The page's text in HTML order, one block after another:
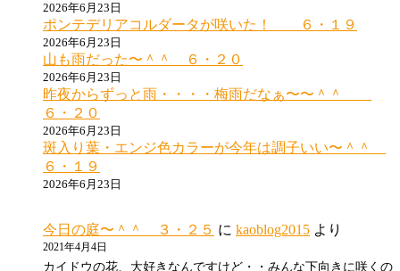
2026年6月23日
ポンテデリアコルダータが咲いた！ ６・１９
2026年6月23日
山も雨だった〜＾＾ ６・２０
2026年6月23日
昨夜からずっと雨・・・・梅雨だなぁ〜〜＾＾
６・２０
2026年6月23日
斑入り葉・エンジ色カラーが今年は調子いい〜＾＾
６・１９
2026年6月23日
今日の庭〜＾＾ ３・２５ に kaoblog2015 より
2021年4月4日
カイドウの花、大好きなんですけど・・みんな下向きに咲くの